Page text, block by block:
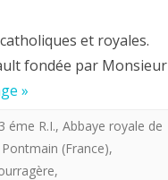
et royales.
fondée par Monsieur
»
éme R.I., Abbaye royale de
(France),
,